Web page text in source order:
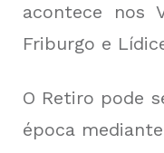
acontece nos
Friburgo e
O Retiro pode
época